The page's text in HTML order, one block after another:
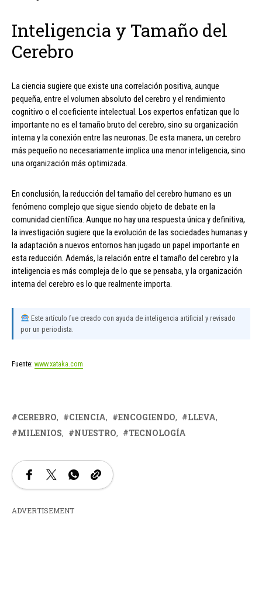
Inteligencia y Tamaño del
Cerebro
La ciencia sugiere que existe una correlación positiva, aunque
pequeña, entre el volumen absoluto del cerebro y el rendimiento
cognitivo o el coeficiente intelectual. Los expertos enfatizan que lo
importante no es el tamaño bruto del cerebro, sino su organización
interna y la conexión entre las neuronas. De esta manera, un cerebro
más pequeño no necesariamente implica una menor inteligencia, sino
una organización más optimizada.
En conclusión, la reducción del tamaño del cerebro humano es un
fenómeno complejo que sigue siendo objeto de debate en la
comunidad científica. Aunque no hay una respuesta única y definitiva,
la investigación sugiere que la evolución de las sociedades humanas y
la adaptación a nuevos entornos han jugado un papel importante en
esta reducción. Además, la relación entre el tamaño del cerebro y la
inteligencia es más compleja de lo que se pensaba, y la organización
interna del cerebro es lo que realmente importa.
Este artículo fue creado con ayuda de inteligencia artificial y revisado
por un periodista.
Fuente: www.xataka.com
CEREBRO CIENCIA ENCOGIENDO
LLEVA
MILENIOS
NUESTRO TECNOLOGÍA
ADVERTISEMENT